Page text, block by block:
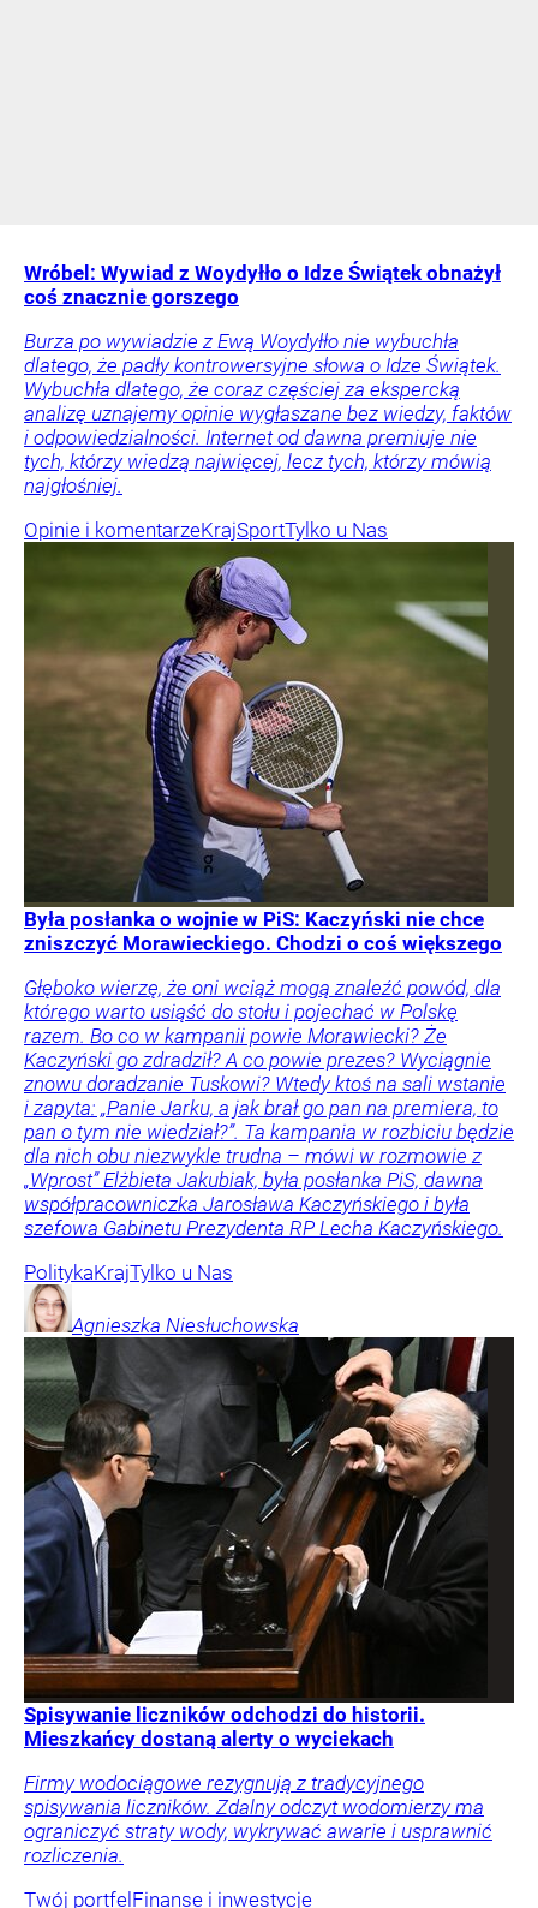
Wróbel: Wywiad z Woydyłło o Idze Świątek obnażył
coś znacznie gorszego
Burza po wywiadzie z Ewą Woydyłło nie wybuchła
dlatego, że padły kontrowersyjne słowa o Idze Świątek.
Wybuchła dlatego, że coraz częściej za ekspercką
analizę uznajemy opinie wygłaszane bez wiedzy, faktów
i odpowiedzialności. Internet od dawna premiuje nie
tych, którzy wiedzą najwięcej, lecz tych, którzy mówią
najgłośniej.
Opinie i komentarzeKrajSportTylko u Nas
Była posłanka o wojnie w PiS: Kaczyński nie chce
zniszczyć Morawieckiego. Chodzi o coś większego
Głęboko wierzę, że oni wciąż mogą znaleźć powód, dla
którego warto usiąść do stołu i pojechać w Polskę
razem. Bo co w kampanii powie Morawiecki? Że
Kaczyński go zdradził? A co powie prezes? Wyciągnie
znowu doradzanie Tuskowi? Wtedy ktoś na sali wstanie
i zapyta: „Panie Jarku, a jak brał go pan na premiera, to
pan o tym nie wiedział?”. Ta kampania w rozbiciu będzie
dla nich obu niezwykle trudna – mówi w rozmowie z
„Wprost” Elżbieta Jakubiak, była posłanka PiS, dawna
współpracowniczka Jarosława Kaczyńskiego i była
szefowa Gabinetu Prezydenta RP Lecha Kaczyńskiego.
PolitykaKrajTylko u Nas
Agnieszka Niesłuchowska
Spisywanie liczników odchodzi do historii.
Mieszkańcy dostaną alerty o wyciekach
Firmy wodociągowe rezygnują z tradycyjnego
spisywania liczników. Zdalny odczyt wodomierzy ma
ograniczyć straty wody, wykrywać awarie i usprawnić
rozliczenia.
Twój portfel Finanse i inwestycje